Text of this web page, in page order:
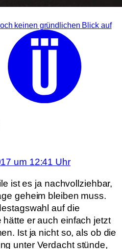
keinen gründlichen Blick auf
um 12:41 Uhr
ist es ja nachvollziehbar,
geheim bleiben muss.
auf die
er auch einfach jetzt
Ist ja nicht so, als ob die
unter Verdacht stünde,